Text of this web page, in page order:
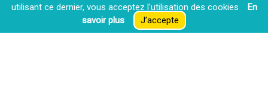
Espace presse
utilisant ce dernier, vous acceptez l′utilisation des cookies
En
savoir plus
J’accepte